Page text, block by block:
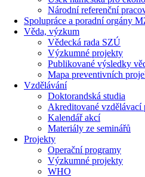
Národní referenční
Spolupráce a poradní orgány
Věda, výzkum
Vědecká rada SZÚ
Výzkumné projekty
Publikované výsledky
Mapa preventivních
Vzdělávání
Doktorandská studia
Akreditované vzdělávací
Kalendář akcí
Materiály ze seminářů
Projekty
Operační programy
Výzkumné projekty
WHO